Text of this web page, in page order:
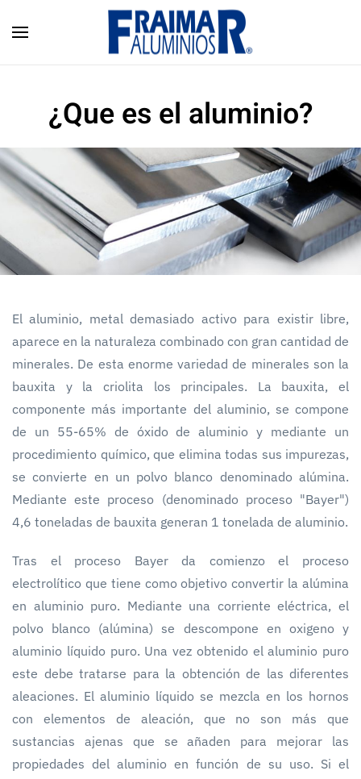
Skip to main content
¿Que es el aluminio?
El aluminio, metal demasiado activo para existir libre,
aparece en la naturaleza combinado con gran cantidad de
minerales. De esta enorme variedad de minerales son la
bauxita y la criolita los principales. La bauxita, el
componente más importante del aluminio, se compone
de un 55-65% de óxido de aluminio y mediante un
procedimiento químico, que elimina todas sus impurezas,
se convierte en un polvo blanco denominado alúmina.
Mediante este proceso (denominado proceso "Bayer")
4,6 toneladas de bauxita generan 1 tonelada de aluminio.
Tras el proceso Bayer da comienzo el proceso
electrolítico que tiene como objetivo convertir la alúmina
en aluminio puro. Mediante una corriente eléctrica, el
polvo blanco (alúmina) se descompone en oxigeno y
aluminio líquido puro. Una vez obtenido el aluminio puro
este debe tratarse para la obtención de las diferentes
aleaciones. El aluminio líquido se mezcla en los hornos
con elementos de aleación, que no son más que
sustancias ajenas que se añaden para mejorar las
propiedades del aluminio en función de su uso. Si el